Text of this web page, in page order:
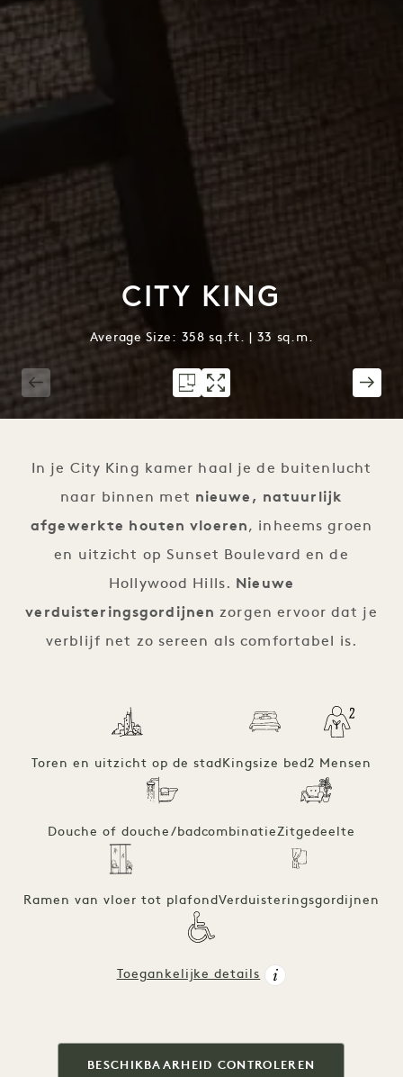
CITY KING
Average Size: 358 sq.ft. | 33 sq.m.
In je City King kamer haal je de buitenlucht
naar binnen met nieuwe, natuurlijk
afgewerkte houten vloeren, inheems groen
en uitzicht op Sunset Boulevard en de
Hollywood Hills.
Nieuwe
verduisteringsgordijnen zorgen ervoor dat je
verblijf net zo sereen als comfortabel is.
Toren en uitzicht op de stadKingsize bed2 Mensen
Douche of douche/badcombinatieZitgedeelte
Ramen van vloer tot plafondVerduisteringsgordijnen
Toegankelijke details
BESCHIKBAARHEID CONTROLEREN